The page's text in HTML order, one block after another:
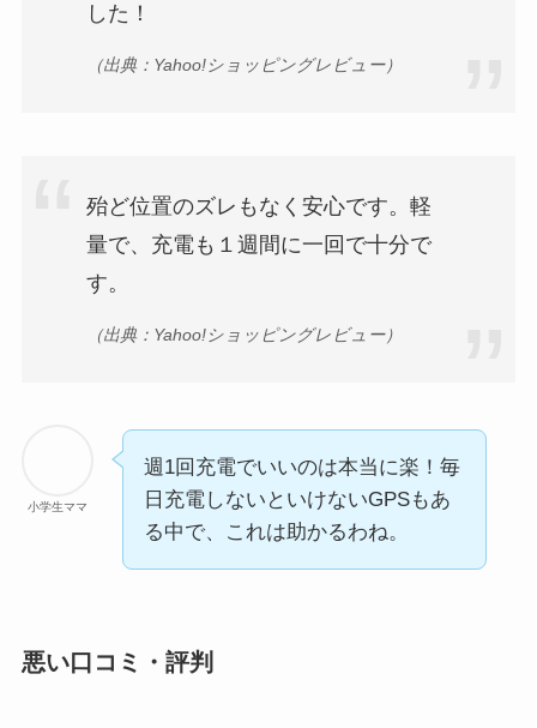
した！
（出典：Yahoo!ショッピングレビュー）
殆ど位置のズレもなく安心です。軽
量で、充電も１週間に一回で十分で
す。
（出典：Yahoo!ショッピングレビュー）
小学生ママ
週1回充電でいいのは本当に楽！毎
日充電しないといけないGPSもあ
る中で、これは助かるわね。
悪い口コミ・評判